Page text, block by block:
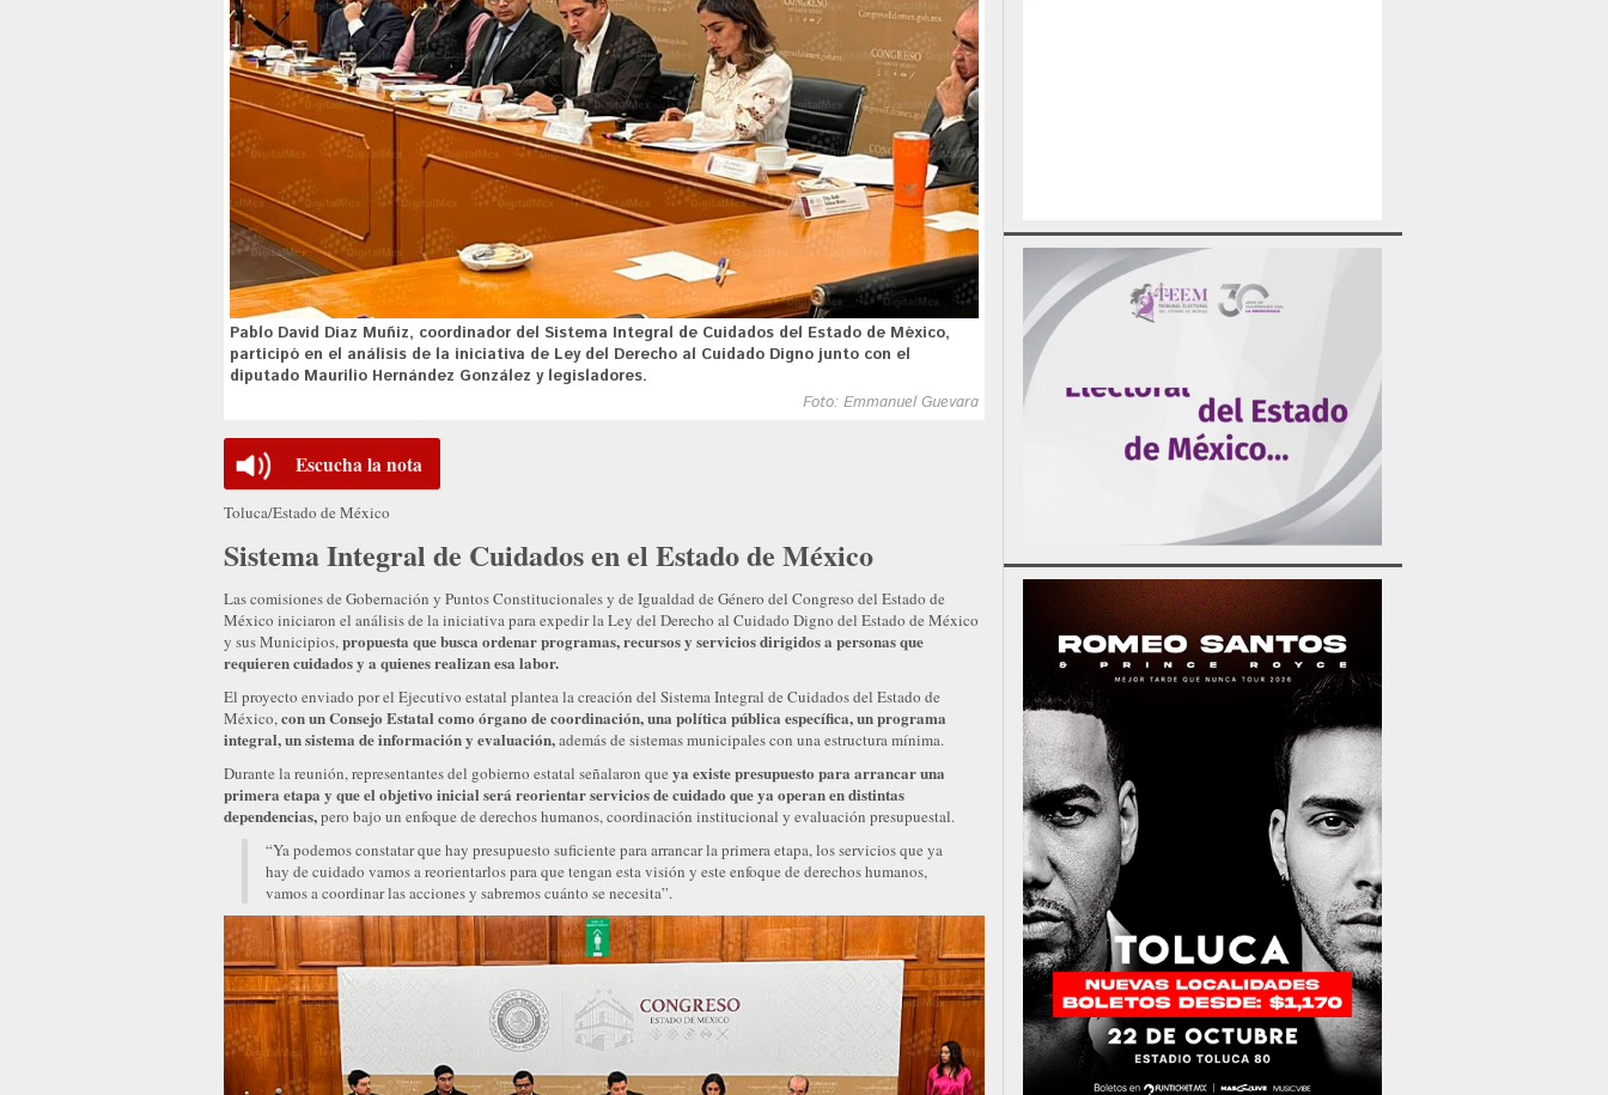
Pablo David Díaz Muñiz, coordinador del Sistema Integral de Cuidados del Estado de México,
participó en el análisis de la iniciativa de Ley del Derecho al Cuidado Digno junto con el
diputado Maurilio Hernández González y legisladores.
Foto: Emmanuel Guevara
Escucha la nota
Toluca/Estado de México
Sistema Integral de Cuidados en el Estado de México
Las comisiones de Gobernación y Puntos Constitucionales y de Igualdad de Género del Congreso del Estado de
México iniciaron el análisis de la iniciativa para expedir la Ley del Derecho al Cuidado Digno del Estado de México
y sus Municipios,propuesta que busca ordenar programas, recursos y servicios dirigidos a personas que
requieren cuidados y a quienes realizan esa labor.
El proyecto enviado por el Ejecutivo estatal plantea la creación del Sistema Integral de Cuidados del Estado de
México,con un Consejo Estatal como órgano de coordinación, una política pública específica, un programa
integral, un sistema de información y evaluación,además de sistemas municipales con una estructura mínima.
Durante la reunión, representantes del gobierno estatal señalaron que ya existe presupuesto para arrancar una
primera etapa y que el objetivo inicial será reorientar servicios de cuidado que ya operan en distintas
dependencias,pero bajo un enfoque de derechos humanos, coordinación institucional y evaluación presupuestal.
“Ya podemos constatar que hay presupuesto suficiente para arrancar la primera etapa, los servicios que ya
hay de cuidado vamos a reorientarlos para que tengan esta visión y este enfoque de derechos humanos,
vamos a coordinar las acciones y sabremos cuánto se necesita”.